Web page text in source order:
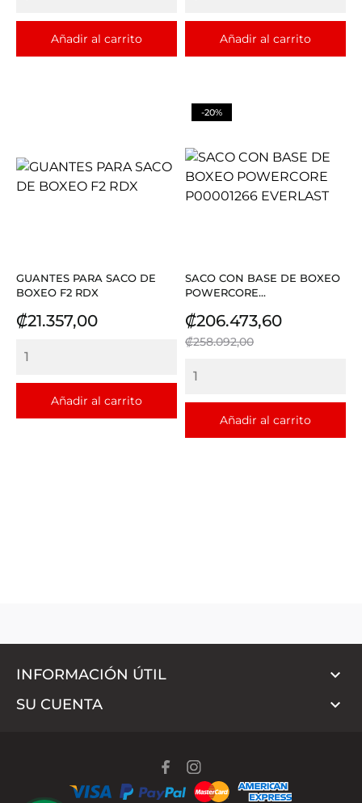
Añadir al carrito Añadir al carrito
GUANTES PARA SACO DE
BOXEO F2 RDX
Precio
₡21.357,00
Añadir al carrito
SACO CON BASE DE BOXEO
POWERCORE...
Precio
₡206.473,60Precio
₡258.092,00
Añadir al carrito
-20%
INFORMACIÓN ÚTIL 
SU CUENTA 